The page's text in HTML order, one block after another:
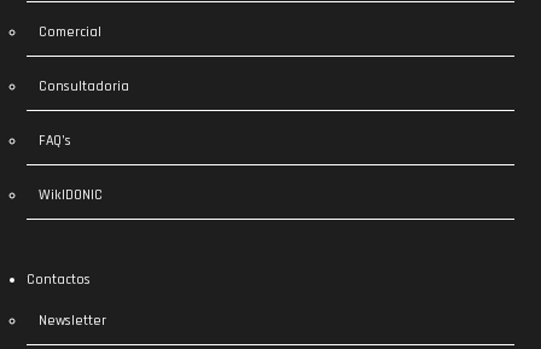
Comercial
Consultadoria
FAQ’s
WikIDONIC
Contactos
Newsletter